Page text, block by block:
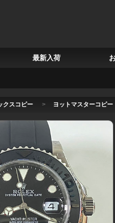
最新入荷
クスコピー > ヨットマスターコピー